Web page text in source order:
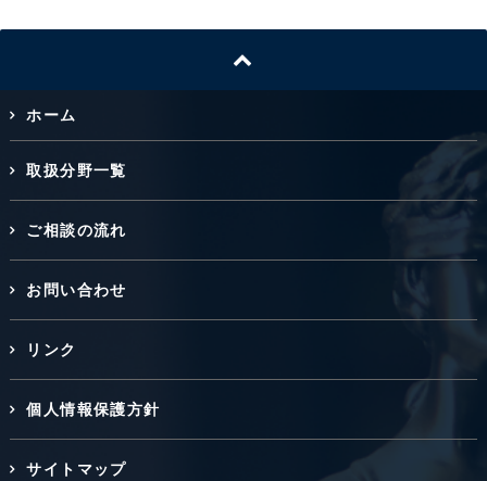
ホーム
取扱分野一覧
ご相談の流れ
お問い合わせ
リンク
個人情報保護方針
サイトマップ